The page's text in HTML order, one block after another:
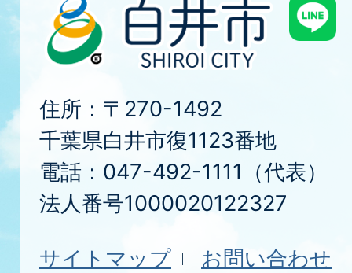
住所：〒270-1492
千葉県白井市復1123番地
電話：047-492-1111（代表）
法人番号1000020122327
サイトマップ
お問い合わせ